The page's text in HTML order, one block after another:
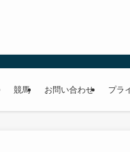
競馬 お問い合わせ プラ